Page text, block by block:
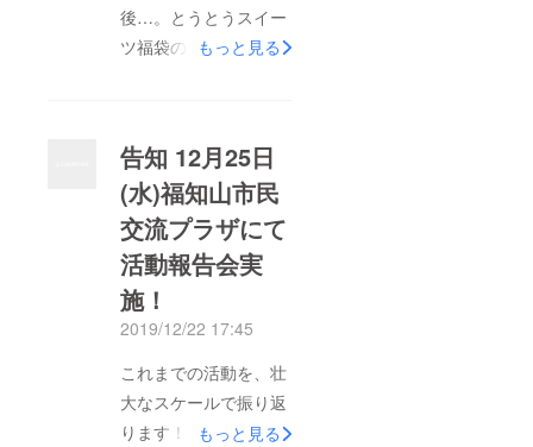
後…。とうとうスイー
ツ福袋の販売も今回で
りも早く販売を終える
ことができたことか
ら、少しでもスイーツ
福袋に興味を持ってく
ださった方がいたと分
かり、一同嬉しいで
す。先生がスイーツ福
袋を作って最終的には
百貨店で販売しよう、
と言ってくださらなけ
もっと見る
告知 12月25日
(水)福知山市民
交流プラザにて
活動報告会実
施！
2019/12/22 17:45
これまでの活動を、壮
大なスケールで振り返
ります！中学2年生の
もっと見る